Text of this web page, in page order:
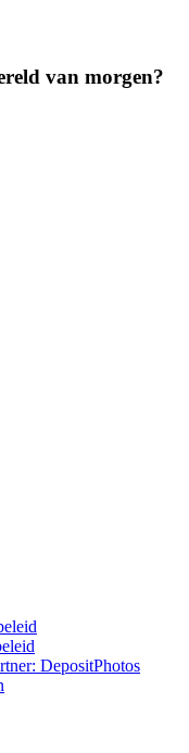
van morgen?
DepositPhotos